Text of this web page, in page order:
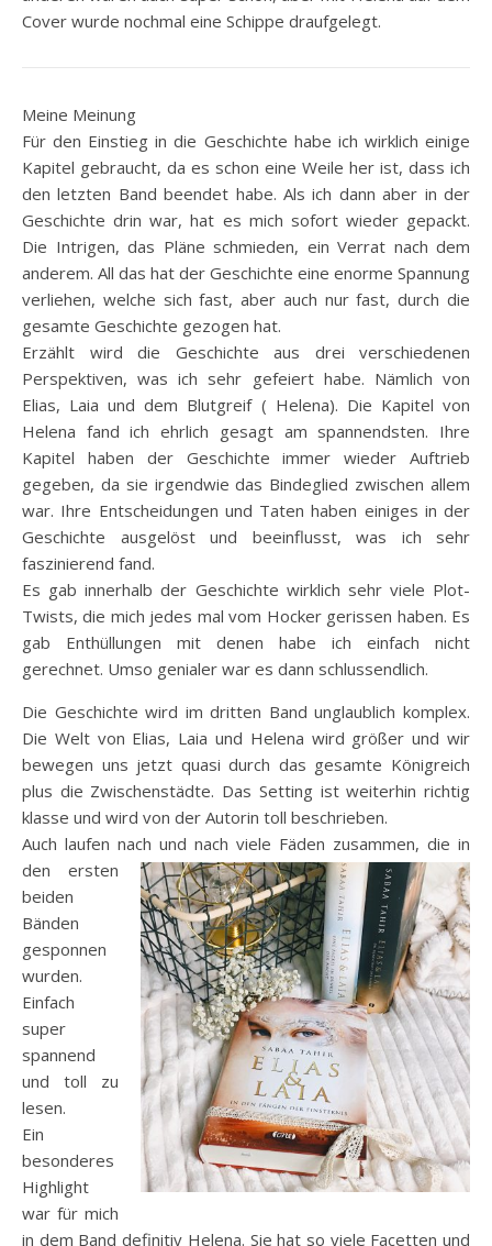
Cover wurde nochmal eine Schippe draufgelegt.
Meine Meinung
Für den Einstieg in die Geschichte habe ich wirklich einige
Kapitel gebraucht, da es schon eine Weile her ist, dass ich
den letzten Band beendet habe. Als ich dann aber in der
Geschichte drin war, hat es mich sofort wieder gepackt.
Die Intrigen, das Pläne schmieden, ein Verrat nach dem
anderem. All das hat der Geschichte eine enorme Spannung
verliehen, welche sich fast, aber auch nur fast, durch die
gesamte Geschichte gezogen hat.
Erzählt wird die Geschichte aus drei verschiedenen
Perspektiven, was ich sehr gefeiert habe. Nämlich von
Elias, Laia und dem Blutgreif ( Helena). Die Kapitel von
Helena fand ich ehrlich gesagt am spannendsten. Ihre
Kapitel haben der Geschichte immer wieder Auftrieb
gegeben, da sie irgendwie das Bindeglied zwischen allem
war. Ihre Entscheidungen und Taten haben einiges in der
Geschichte ausgelöst und beeinflusst, was ich sehr
faszinierend fand.
Es gab innerhalb der Geschichte wirklich sehr viele Plot-
Twists, die mich jedes mal vom Hocker gerissen haben. Es
gab Enthüllungen mit denen habe ich einfach nicht
gerechnet. Umso genialer war es dann schlussendlich.
Die Geschichte wird im dritten Band unglaublich komplex.
Die Welt von Elias, Laia und Helena wird größer und wir
bewegen uns jetzt quasi durch das gesamte Königreich
plus die Zwischenstädte. Das Setting ist weiterhin richtig
klasse und wird von der Autorin toll beschrieben.
Auch laufen nach und nach viele Fäden zusammen, die in
den ersten
beiden
Bänden
gesponnen
wurden.
Einfach
super
spannend
und toll zu
lesen.
Ein
besonderes
Highlight
war für mich
in dem Band definitiv Helena. Sie hat so viele Facetten und